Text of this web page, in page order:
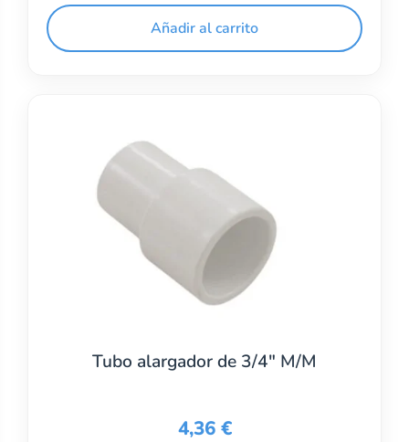
Añadir al carrito
Tubo alargador de 3/4″ M/M
4,36 €